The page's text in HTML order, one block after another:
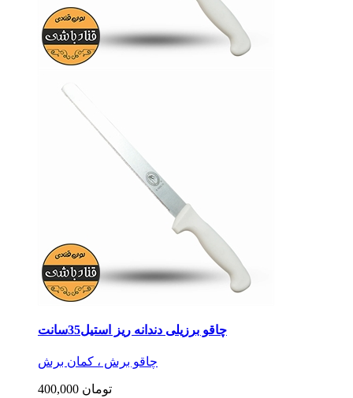
چاقو برزیلی دندانه ریز استیل35سانت
چاقو برش ، کمان برش
400,000 تومان